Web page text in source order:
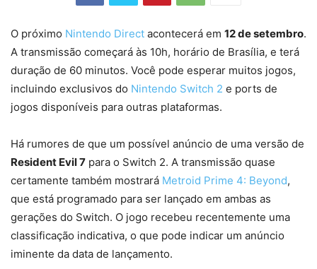
O próximo Nintendo Direct acontecerá em 12 de setembro.
A transmissão começará às 10h, horário de Brasília, e terá
duração de 60 minutos. Você pode esperar muitos jogos,
incluindo exclusivos do Nintendo Switch 2 e ports de
jogos disponíveis para outras plataformas.
Há rumores de que um possível anúncio de uma versão de
Resident Evil 7 para o Switch 2. A transmissão quase
certamente também mostrará Metroid Prime 4: Beyond,
que está programado para ser lançado em ambas as
gerações do Switch. O jogo recebeu recentemente uma
classificação indicativa, o que pode indicar um anúncio
iminente da data de lançamento.